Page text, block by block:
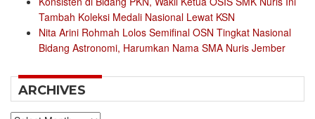
Tambah Koleksi Medali Nasional Lewat KSN
Nita Arini Rohmah Lolos Semifinal OSN Tingkat Nasional
Bidang Astronomi, Harumkan Nama SMA Nuris Jember
ARCHIVES